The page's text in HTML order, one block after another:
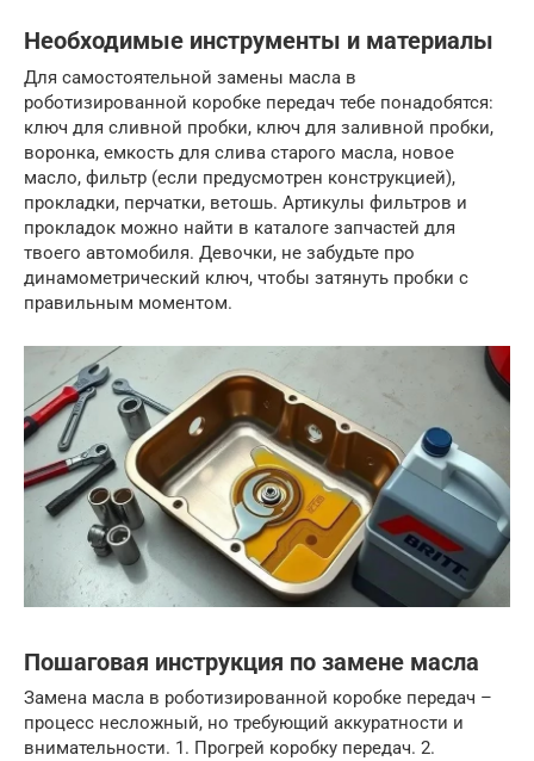
Необходимые инструменты и материалы
Для самостоятельной замены масла в
роботизированной коробке передач тебе понадобятся:
ключ для сливной пробки, ключ для заливной пробки,
воронка, емкость для слива старого масла, новое
масло, фильтр (если предусмотрен конструкцией),
прокладки, перчатки, ветошь. Артикулы фильтров и
прокладок можно найти в каталоге запчастей для
твоего автомобиля. Девочки, не забудьте про
динамометрический ключ, чтобы затянуть пробки с
правильным моментом.
Пошаговая инструкция по замене масла
Замена масла в роботизированной коробке передач –
процесс несложный, но требующий аккуратности и
внимательности. 1. Прогрей коробку передач. 2.